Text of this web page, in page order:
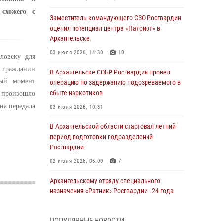
с
для
момент
передала
Заместитель командующего СЗО Росгвардии
оценил потенциал центра «Патриот» в
Архангельске
03 июля 2026, 14:30 10
В Архангельске СОБР Росгвардии провел
операцию по задержанию подозреваемого в
сбыте наркотиков
03 июля 2026, 10:31
В Архангельской области стартовал летний
период подготовки подразделений
Росгвардии
02 июля 2026, 06:00 7
Архангельскому отряду специального
назначения «Ратник» Росгвардии - 24 года